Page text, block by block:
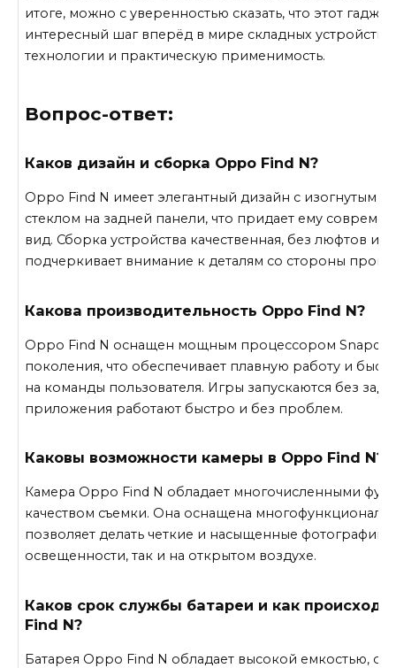
итоге, можно с уверенностью сказать, что этот
интересный шаг вперёд в мире складных устройств,
технологии и практическую применимость.
Вопрос-ответ:
Каков дизайн и сборка Oppo Find N?
Oppo Find N имеет элегантный дизайн с изогнутым
стеклом на задней панели, что придает ему
вид. Сборка устройства качественная, без люфтов и
подчеркивает внимание к деталям со стороны
Какова производительность Oppo Find N?
Oppo Find N оснащен мощным процессором
поколения, что обеспечивает плавную работу и
на команды пользователя. Игры запускаются без
приложения работают быстро и без проблем.
Каковы возможности камеры в Oppo Find N?
Камера Oppo Find N обладает многочисленными
качеством съемки. Она оснащена
позволяет делать четкие и насыщенные фотографии
освещенности, так и на открытом воздухе.
Каков срок службы батареи и как
Find N?
Батарея Oppo Find N обладает высокой емкостью,